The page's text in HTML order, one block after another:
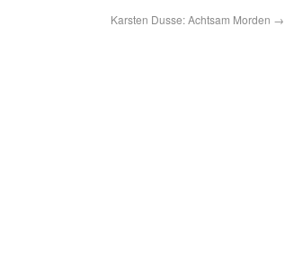
Karsten Dusse: Achtsam Morden →